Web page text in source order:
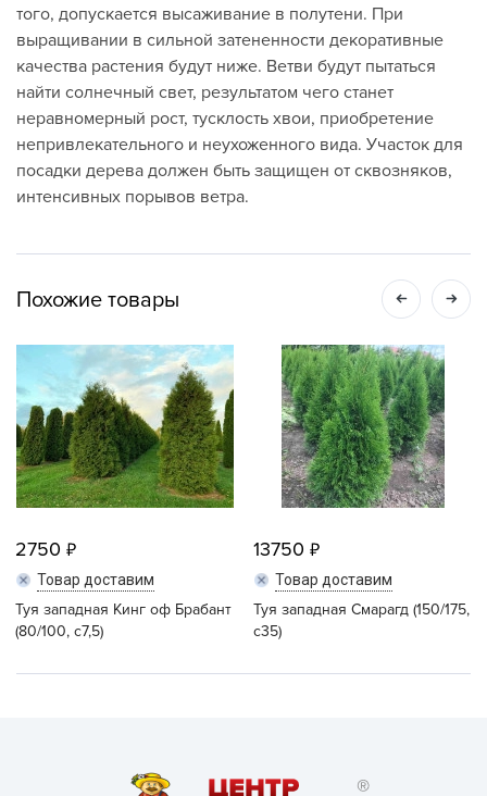
того, допускается высаживание в полутени. При
выращивании в сильной затененности декоративные
качества растения будут ниже. Ветви будут пытаться
найти солнечный свет, результатом чего станет
неравномерный рост, тусклость хвои, приобретение
непривлекательного и неухоженного вида. Участок для
посадки дерева должен быть защищен от сквозняков,
интенсивных порывов ветра.
Похожие товары
2750
Товар доставим
Туя западная Кинг оф Брабант
(80/100, c7,5)
13750
Товар доставим
Туя западная Смарагд (150/175,
с35)